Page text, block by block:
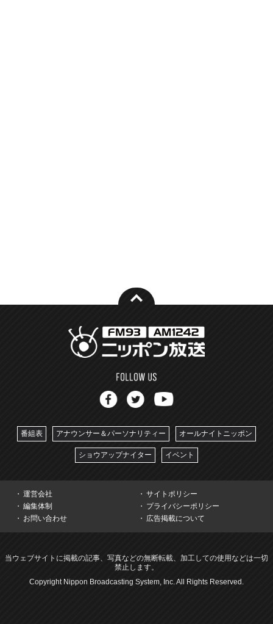
番組表 アナウンサー＆パーソナリティー オールナイトニッポン
ショウアップナイター イベント
運営会社
サイトポリシー
編集体制
プライバシーポリシー
お問い合わせ
広告掲載について
当ウェブサイトに掲載の記事、写真などの無断転載、加工しての使用などは一切
禁止します。
Copyright Nippon Broadcasting System, Inc. All Rights Reserved.